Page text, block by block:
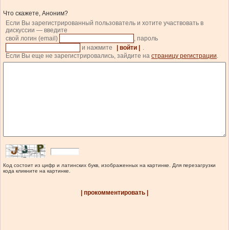
Что скажете, Аноним?
Если Вы зарегистрированный пользователь и хотите участвовать в
дискуссии — введите
свой логин (email)
, пароль
и нажмите
| войти |
.
Если Вы еще не зарегистрировались, зайдите на страницу регистрации.
Код состоит из цифр и латинских букв, изображенных на картинке. Для перезагрузки
кода кликните на картинке.
| прокомментировать |